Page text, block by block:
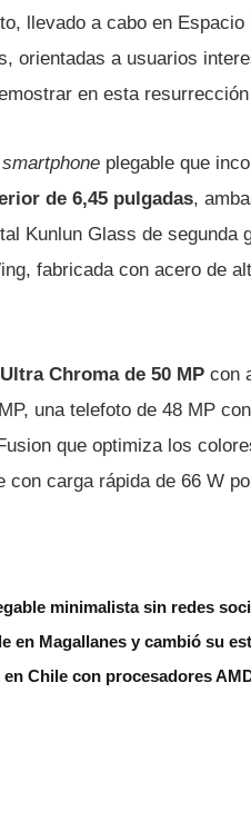
llevado a cabo en
orientadas a usuarios
en esta
smartphone plegable que
de 6,45 pulgadas,
Kunlun Glass de segunda
fabricada con acero de
Chroma de 50 MP con
una telefoto de 48 MP
que optimiza los
con carga rápida de 66 W
minimalista sin redes
en Magallanes y cambió su
Chile con procesadores